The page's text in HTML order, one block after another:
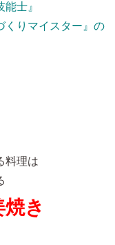
能士』
くりマイスター』の
料理は
き